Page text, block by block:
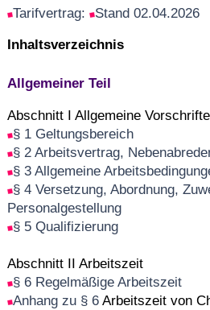
Tarifvertrag: Stand 02.04.2026
Inhaltsverzeichnis
Allgemeiner Teil
Abschnitt I Allgemeine
§ 1 Geltungsbereich
§ 2 Arbeitsvertrag,
§ 3 Allgemeine
§ 4 Versetzung, Abordnung,
Personalgestellung
§ 5 Qualifizierung
Abschnitt II Arbeitszeit
§ 6 Regelmäßige Arbeitszeit
Anhang zu § 6 Arbeitszeit von